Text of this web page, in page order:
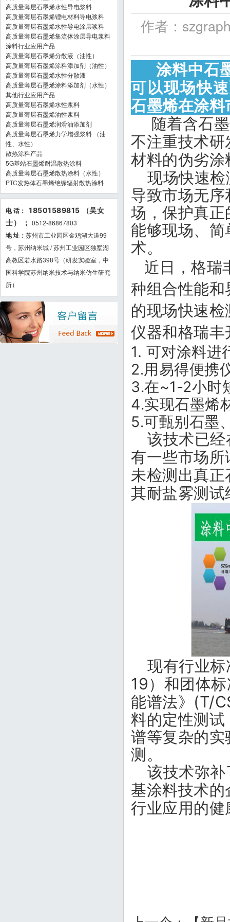
高质量薄层石墨烯水性导电浆料
高质量薄层石墨烯锂电材料导电浆料
高质量薄层石墨烯水性导电涂层浆料
高质量薄层石墨烯集流体涂层导电浆料
涂料行业应用产品
高质量薄层石墨烯分散液（油性）
高质量薄层石墨烯涂料添加剂（油性）
高质量薄层石墨烯水性分散液
高质量薄层石墨烯涂料添加剂（水性）
其他行业应用产品
高质量薄层石墨烯水性浆料
高质量薄层石墨烯油性浆料
高质量薄层石墨烯润滑油添加剂
高质量薄层石墨烯力学增强浆料 （油
性、水性）
散热涂料产品
5G基站石墨烯耐温散热涂料
高质量薄层石墨烯散热涂料（水性）
PTC发热体石墨烯绝缘辐射散热涂料
电 话： 18501589815 （吴女
士） ； 0512-86867803
地 址： 苏州市工业园区金鸡湖大道99
号，苏州纳米城 / 苏州工业园区独墅湖
高教区若水路398号（研发实验室，中
国科学院苏州纳米技术与纳米仿生研究
所）
作者：
涂料中石
可以现场快
石墨烯在涂
随着含石
不注重技术
材料的伪劣
现场快速检
导致市场无
场，保护真
能够现场、
术。
近 日
，格
种组合性能
的现场快速
仪器和格瑞丰
1. 可对涂料进
2.用易得便携
3.在~1-2小时
4.实现石墨烯
5.可甄别石墨
该技术已
有一些市场
未检测出真
其耐盐雾测
现有行业
19）和团体
能谱法》 (T/
料的定性测
谱等复杂的
测。
该技术弥
基涂料技术
行业应用的